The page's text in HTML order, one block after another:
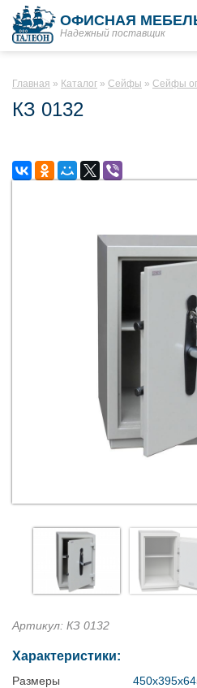
ОФИСНАЯ
Надежный поставщик
Главная Каталог Сейфы Сейфы
КЗ 0132
Артикул: КЗ 0132
Характеристики:
Размеры